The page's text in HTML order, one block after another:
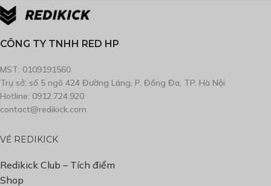
CÔNG TY TNHH RED HP
MST: 0109191560
Trụ sở: số 5 ngõ 424 Đường Láng, P. Đống Đa, TP. Hà Nội
Hotline: 0912.724.920
contact@redikick.com
VỀ REDIKICK
Redikick Club – Tích điểm
Shop